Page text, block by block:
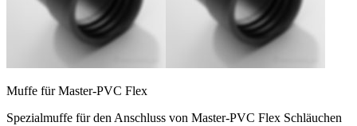
Muffe für Master-PVC Flex
Spezialmuffe für den Anschluss von Master-PVC Flex Schläuchen